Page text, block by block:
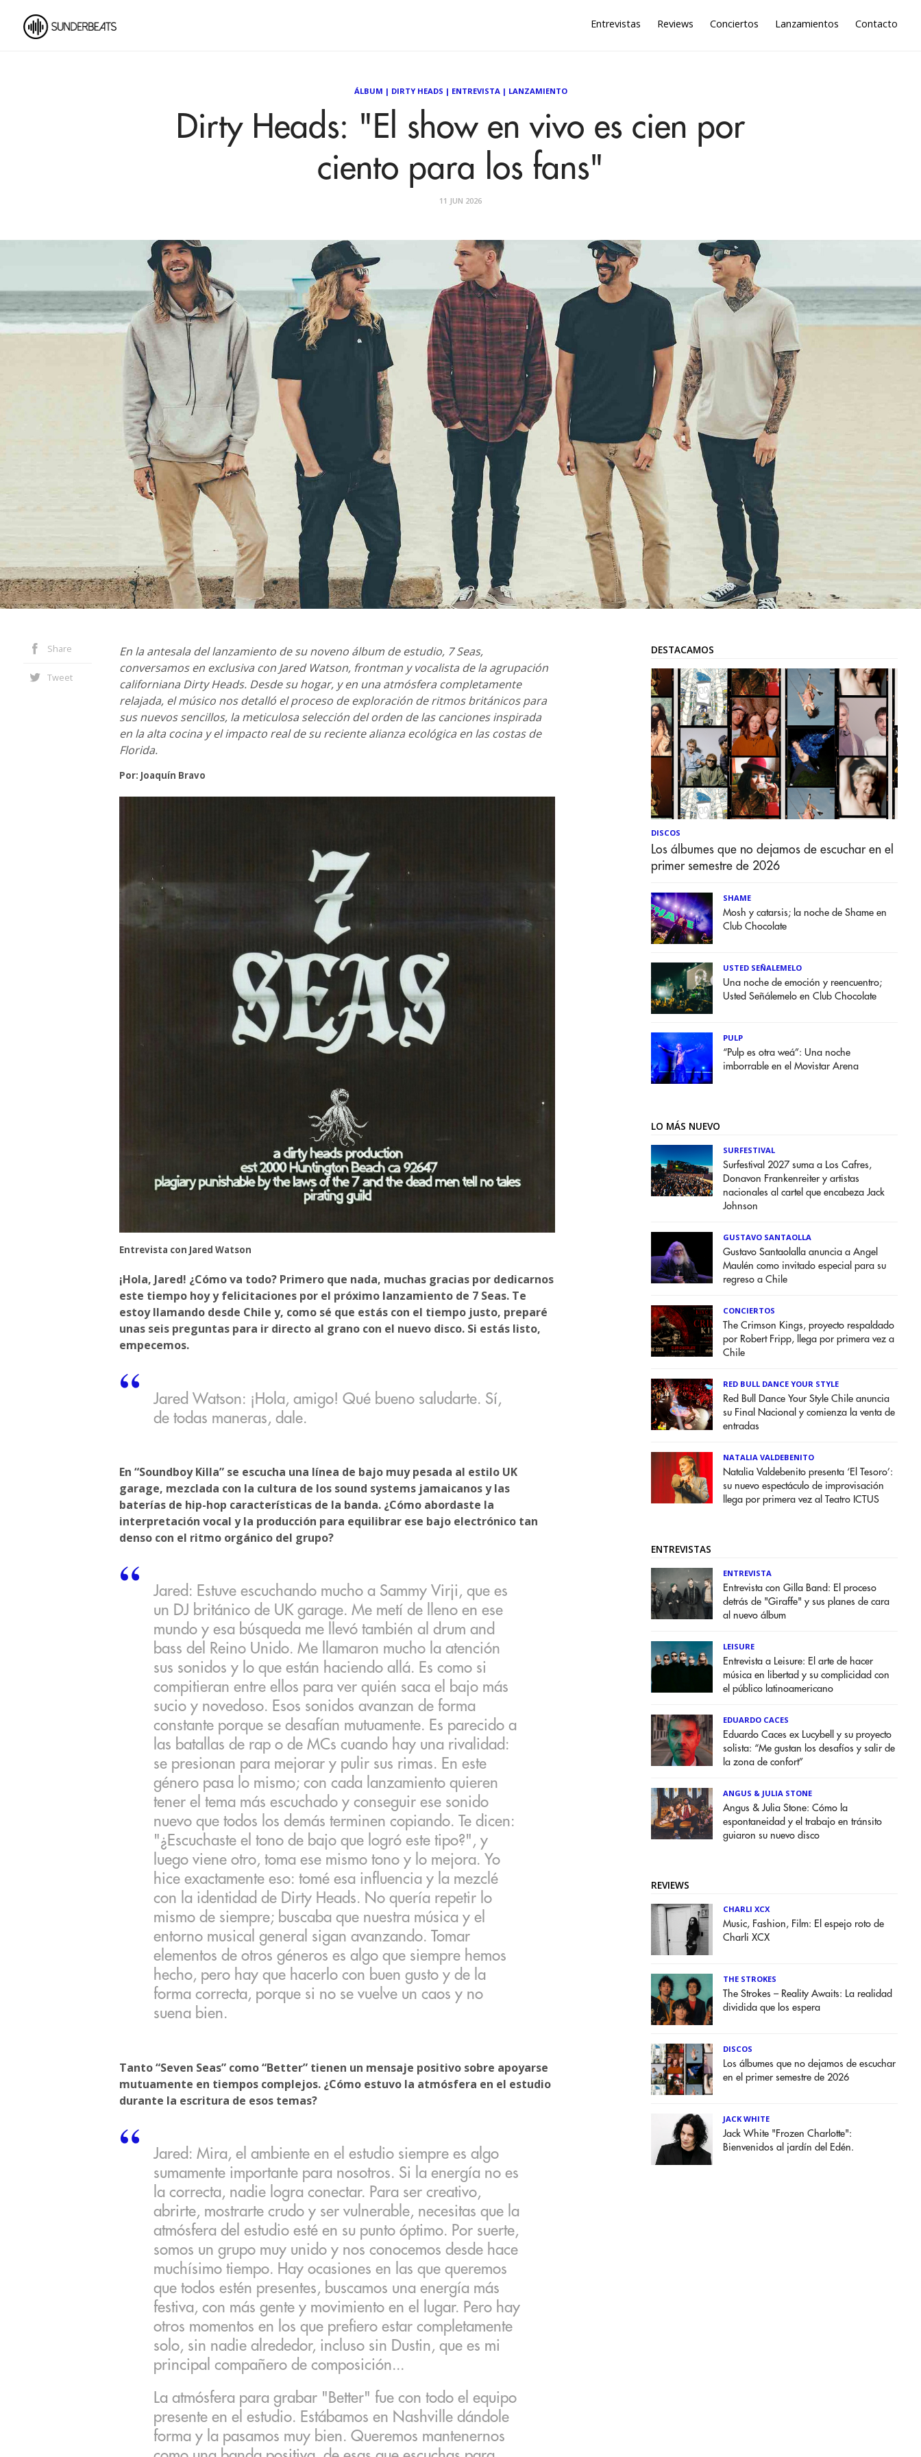
Entrevistas Reviews Conciertos Lanzamientos Contacto
ÁLBUM | DIRTY HEADS | ENTREVISTA| LANZAMIENTO
Dirty Heads: "El show en vivo es cien por
ciento para los fans"
11 JUN 2026
Share
Tweet
En la antesala del lanzamiento de su noveno álbum de estudio, 7 Seas,
conversamos en exclusiva con Jared Watson, frontman y vocalista de la agrupación
californiana Dirty Heads. Desde su hogar, y en una atmósfera completamente
relajada, el músico nos detalló el proceso de exploración de ritmos británicos para
sus nuevos sencillos, la meticulosa selección del orden de las canciones inspirada
en la alta cocina y el impacto real de su reciente alianza ecológica en las costas de
Florida.
Por: Joaquín Bravo
Entrevista con Jared Watson
¡Hola, Jared! ¿Cómo va todo? Primero que nada, muchas gracias por dedicarnos
este tiempo hoy y felicitaciones por el próximo lanzamiento de 7 Seas. Te
estoy llamando desde Chile y, como sé que estás con el tiempo justo, preparé
unas seis preguntas para ir directo al grano con el nuevo disco. Si estás listo,
empecemos.
Jared Watson: ¡Hola, amigo! Qué bueno saludarte. Sí,
de todas maneras, dale.
En “Soundboy Killa” se escucha una línea de bajo muy pesada al estilo UK
garage, mezclada con la cultura de los sound systems jamaicanos y las
baterías de hip-hop características de la banda. ¿Cómo abordaste la
interpretación vocal y la producción para equilibrar ese bajo electrónico tan
denso con el ritmo orgánico del grupo?
Jared: Estuve escuchando mucho a Sammy Virji, que es
un DJ británico de UK garage. Me metí de lleno en ese
mundo y esa búsqueda me llevó también al drum and
bass del Reino Unido. Me llamaron mucho la atención
sus sonidos y lo que están haciendo allá. Es como si
compitieran entre ellos para ver quién saca el bajo más
sucio y novedoso. Esos sonidos avanzan de forma
constante porque se desafían mutuamente. Es parecido a
las batallas de rap o de MCs cuando hay una rivalidad:
se presionan para mejorar y pulir sus rimas. En este
género pasa lo mismo; con cada lanzamiento quieren
tener el tema más escuchado y conseguir ese sonido
nuevo que todos los demás terminen copiando. Te dicen:
"¿Escuchaste el tono de bajo que logró este tipo?", y
luego viene otro, toma ese mismo tono y lo mejora. Yo
hice exactamente eso: tomé esa influencia y la mezclé
con la identidad de Dirty Heads. No quería repetir lo
mismo de siempre; buscaba que nuestra música y el
entorno musical general sigan avanzando. Tomar
elementos de otros géneros es algo que siempre hemos
hecho, pero hay que hacerlo con buen gusto y de la
forma correcta, porque si no se vuelve un caos y no
suena bien.
Tanto “Seven Seas” como “Better” tienen un mensaje positivo sobre apoyarse
mutuamente en tiempos complejos. ¿Cómo estuvo la atmósfera en el estudio
durante la escritura de esos temas?
Jared: Mira, el ambiente en el estudio siempre es algo
sumamente importante para nosotros. Si la energía no es
la correcta, nadie logra conectar. Para ser creativo,
abrirte, mostrarte crudo y ser vulnerable, necesitas que la
atmósfera del estudio esté en su punto óptimo. Por suerte,
somos un grupo muy unido y nos conocemos desde hace
muchísimo tiempo. Hay ocasiones en las que queremos
que todos estén presentes, buscamos una energía más
festiva, con más gente y movimiento en el lugar. Pero hay
otros momentos en los que prefiero estar completamente
solo, sin nadie alrededor, incluso sin Dustin, que es mi
principal compañero de composición...
La atmósfera para grabar "Better" fue con todo el equipo
presente en el estudio. Estábamos en Nashville dándole
forma y la pasamos muy bien. Queremos mantenernos
DESTACAMOS
DISCOS
Los álbumes que no dejamos de escuchar en el
primer semestre de 2026
SHAME
Mosh y catarsis; la noche de Shame en
Club Chocolate
USTED SEÑALEMELO
Una noche de emoción y reencuentro;
Usted Señálemelo en Club Chocolate
PULP
“Pulp es otra weá”: Una noche
imborrable en el Movistar Arena
LO MÁS NUEVO
SURFESTIVAL
Surfestival 2027 suma a Los Cafres,
Donavon Frankenreiter y artistas
nacionales al cartel que encabeza Jack
Johnson
GUSTAVO SANTAOLLA
Gustavo Santaolalla anuncia a Angel
Maulén como invitado especial para su
regreso a Chile
CONCIERTOS
The Crimson Kings, proyecto respaldado
por Robert Fripp, llega por primera vez a
Chile
RED BULL DANCE YOUR STYLE
Red Bull Dance Your Style Chile anuncia
su Final Nacional y comienza la venta de
entradas
NATALIA VALDEBENITO
Natalia Valdebenito presenta ‘El Tesoro’:
su nuevo espectáculo de improvisación
llega por primera vez al Teatro ICTUS
ENTREVISTAS
ENTREVISTA
Entrevista con Gilla Band: El proceso
detrás de "Giraffe" y sus planes de cara
al nuevo álbum
LEISURE
Entrevista a Leisure: El arte de hacer
música en libertad y su complicidad con
el público latinoamericano
EDUARDO CACES
Eduardo Caces ex Lucybell y su proyecto
solista: “Me gustan los desafíos y salir de
la zona de confort”
ANGUS & JULIA STONE
Angus & Julia Stone: Cómo la
espontaneidad y el trabajo en tránsito
guiaron su nuevo disco
REVIEWS
CHARLI XCX
Music, Fashion, Film: El espejo roto de
Charli XCX
THE STROKES
The Strokes – Reality Awaits: La realidad
dividida que los espera
DISCOS
Los álbumes que no dejamos de escuchar
en el primer semestre de 2026
JACK WHITE
Jack White "Frozen Charlotte":
Bienvenidos al jardín del Edén.